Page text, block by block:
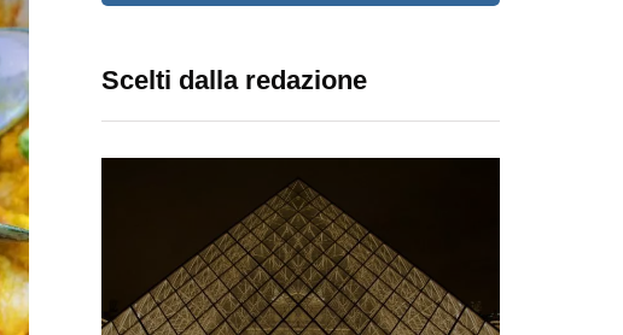
Scelti dalla redazione